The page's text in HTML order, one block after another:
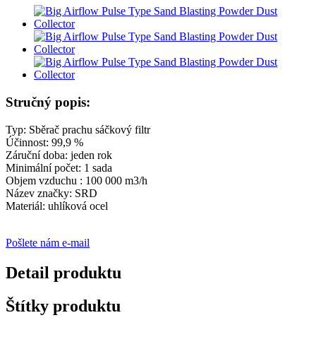
Stručný popis:
Typ: Sběrač prachu sáčkový filtr
Účinnost: 99,9 %
Záruční doba: jeden rok
Minimální počet: 1 sada
Objem vzduchu : 100 000 m3/h
Název značky: SRD
Materiál: uhlíková ocel
Pošlete nám e-mail
Detail produktu
Štítky produktu